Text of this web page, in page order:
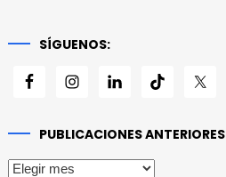
SÍGUENOS:
PUBLICACIONES ANTERIORES
Publicaciones